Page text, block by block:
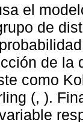
el
de
de la
como
(, ).